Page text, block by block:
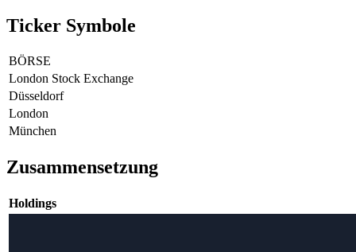
Ticker Symbole
BÖRSE
London Stock Exchange
Düsseldorf
London
München
Zusammensetzung
Holdings